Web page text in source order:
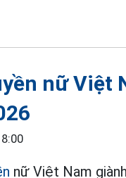
nữ Việt
nữ Việt Nam